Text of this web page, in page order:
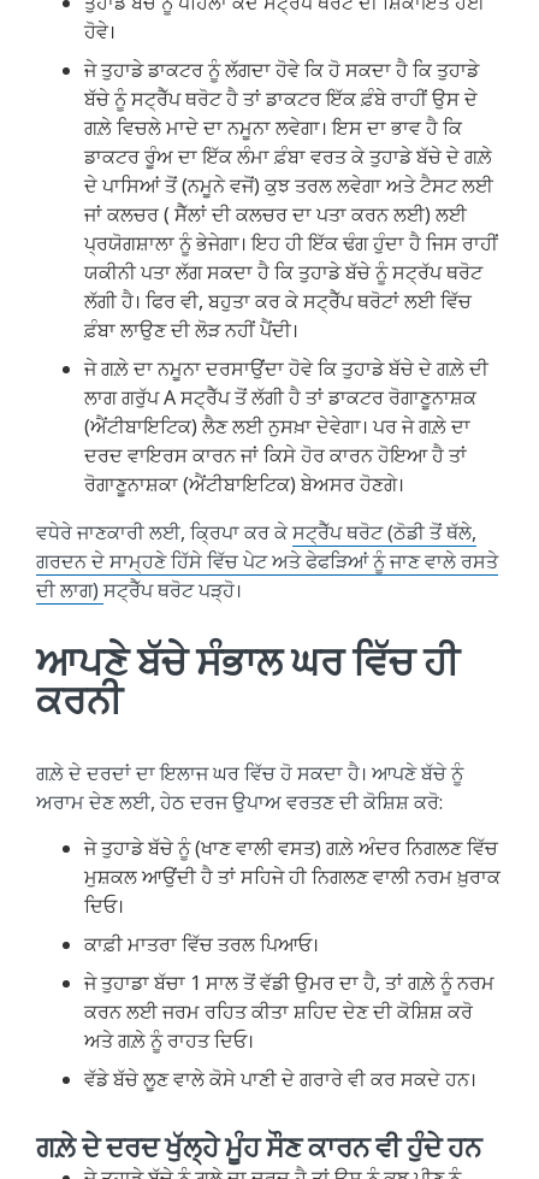
ਹੋਵੇ।
ਜੇ ਤੁਹਾਡੇ ਡਾਕਟਰ ਨੂੰ ਲੱਗਦਾ ਹੋਵੇ ਕਿ ਹੋ ਸਕਦਾ ਹੈ ਕਿ ਤੁਹਾਡੇ
ਬੱਚੇ ਨੂੰ ਸਟ੍ਰੈੱਪ ਥਰੋਟ ਹੈ ਤਾਂ ਡਾਕਟਰ ਇੱਕ ਫ਼ੰਬੇ ਰਾਹੀਂ ਉਸ ਦੇ
ਗਲ਼ੇ ਵਿਚਲੇ ਮਾਦੇ ਦਾ ਨਮੂਨਾ ਲਵੇਗਾ। ਇਸ ਦਾ ਭਾਵ ਹੈ ਕਿ
ਡਾਕਟਰ ਰੂੰਅ ਦਾ ਇੱਕ ਲੰਮਾ ਫ਼ੰਬਾ ਵਰਤ ਕੇ ਤੁਹਾਡੇ ਬੱਚੇ ਦੇ ਗਲ਼ੇ
ਦੇ ਪਾਸਿਆਂ ਤੋਂ (ਨਮੂਨੇ ਵਜੋਂ) ਕੁਝ ਤਰਲ ਲਵੇਗਾ ਅਤੇ ਟੈਸਟ ਲਈ
ਜਾਂ ਕਲਚਰ ( ਸੈੱਲਾਂ ਦੀ ਕਲਚਰ ਦਾ ਪਤਾ ਕਰਨ ਲਈ) ਲਈ
ਪ੍ਰਯੋਗਸ਼ਾਲਾ ਨੂੰ ਭੇਜੇਗਾ। ਇਹ ਹੀ ਇੱਕ ਢੰਗ ਹੁੰਦਾ ਹੈ ਜਿਸ ਰਾਹੀਂ
ਯਕੀਨੀ ਪਤਾ ਲੱਗ ਸਕਦਾ ਹੈ ਕਿ ਤੁਹਾਡੇ ਬੱਚੇ ਨੂੰ ਸਟ੍ਰੱਪ ਥਰੋਟ
ਲੱਗੀ ਹੈ। ਫਿਰ ਵੀ, ਬਹੁਤਾ ਕਰ ਕੇ ਸਟ੍ਰੈੱਪ ਥਰੋਟਾਂ ਲਈ ਵਿੱਚ
ਫ਼ੰਬਾ ਲਾਉਣ ਦੀ ਲੋੜ ਨਹੀਂ ਪੈਂਦੀ।
ਜੇ ਗਲ਼ੇ ਦਾ ਨਮੂਨਾ ਦਰਸਾਉਂਦਾ ਹੋਵੇ ਕਿ ਤੁਹਾਡੇ ਬੱਚੇ ਦੇ ਗਲ਼ੇ ਦੀ
ਲਾਗ ਗਰੁੱਪ A ਸਟ੍ਰੈੱਪ ਤੋਂ ਲੱਗੀ ਹੈ ਤਾਂ ਡਾਕਟਰ ਰੋਗਾਣੂਨਾਸ਼ਕ
(ਐਂਟੀਬਾਇਟਿਕ) ਲੈਣ ਲਈ ਨੁਸਖ਼ਾ ਦੇਵੇਗਾ। ਪਰ ਜੇ ਗਲ਼ੇ ਦਾ
ਦਰਦ ਵਾਇਰਸ ਕਾਰਨ ਜਾਂ ਕਿਸੇ ਹੋਰ ਕਾਰਨ ਹੋਇਆ ਹੈ ਤਾਂ
ਰੋਗਾਣੂਨਾਸ਼ਕਾ (ਐਂਟੀਬਾਇਟਿਕ) ਬੇਅਸਰ ਹੋਣਗੇ।
ਵਧੇਰੇ ਜਾਣਕਾਰੀ ਲਈ, ਕ੍ਰਿਪਾ ਕਰ ਕੇਸਟ੍ਰੈੱਪ ਥਰੋਟ (ਠੋਡੀ ਤੋਂ ਥੱਲੇ,
ਗਰਦਨ ਦੇ ਸਾਮ੍ਹਣੇ ਹਿੱਸੇ ਵਿੱਚ ਪੇਟ ਅਤੇ ਫੇਫੜਿਆਂ ਨੂੰ ਜਾਣ ਵਾਲੇ ਰਸਤੇ
ਦੀ ਲਾਗ) ਸਟ੍ਰੈੱਪ ਥਰੋਟ ਪੜ੍ਹੋ।
ਆਪਣੇ ਬੱਚੇ ਸੰਭਾਲ ਘਰ ਵਿੱਚ ਹੀ
ਕਰਨੀ
ਗਲ਼ੇ ਦੇ ਦਰਦਾਂ ਦਾ ਇਲਾਜ ਘਰ ਵਿੱਚ ਹੋ ਸਕਦਾ ਹੈ। ਆਪਣੇ ਬੱਚੇ ਨੂੰ
ਅਰਾਮ ਦੇਣ ਲਈ, ਹੇਠ ਦਰਜ ਉਪਾਅ ਵਰਤਣ ਦੀ ਕੋਸ਼ਿਸ਼ ਕਰੋ:
ਜੇ ਤੁਹਾਡੇ ਬੱਚੇ ਨੂੰ (ਖਾਣ ਵਾਲੀ ਵਸਤ) ਗਲ਼ੇ ਅੰਦਰ ਨਿਗਲਣ ਵਿੱਚ
ਮੁਸ਼ਕਲ ਆਉਂਦੀ ਹੈ ਤਾਂ ਸਹਿਜੇ ਹੀ ਨਿਗਲਣ ਵਾਲੀ ਨਰਮ ਖ਼ੁਰਾਕ
ਦਿਓ।
ਕਾਫ਼ੀ ਮਾਤਰਾ ਵਿੱਚ ਤਰਲ ਪਿਆਓ।
ਜੇ ਤੁਹਾਡਾ ਬੱਚਾ 1 ਸਾਲ ਤੋਂ ਵੱਡੀ ਉਮਰ ਦਾ ਹੈ, ਤਾਂ ਗਲ਼ੇ ਨੂੰ ਨਰਮ
ਕਰਨ​ ਲਈ ਜਰਮ ਰਹਿਤ ਕੀਤਾ ਸ਼ਹਿਦ ਦੇਣ ਦੀ ਕੋਸ਼ਿਸ਼ ਕਰੋ
ਅਤੇ ਗਲ਼ੇ ਨੂੰ ਰਾਹਤ ਦਿਓ।
ਵੱਡੇ ਬੱਚੇ ਲੂਣ ਵਾਲੇ ਕੋਸੇ ਪਾਣੀ ਦੇ ਗਰਾਰੇ ਵੀ ਕਰ ਸਕਦੇ ਹਨ।
ਗਲ਼ੇ ਦੇ ਦਰਦ ਖੁੱਲ੍ਹੇ ਮੂੰਹ ਸੌਣ ਕਾਰਨ ਵੀ ਹੁੰਦੇ ਹਨ